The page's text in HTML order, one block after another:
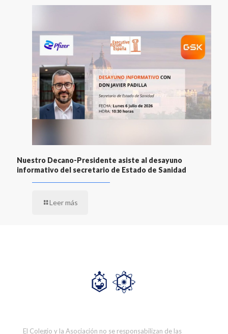
Nuestro Decano-Presidente asiste al desayuno
informativo del secretario de Estado de Sanidad
Leer más
El Colegio y la Asociación no se responsabilizan de las